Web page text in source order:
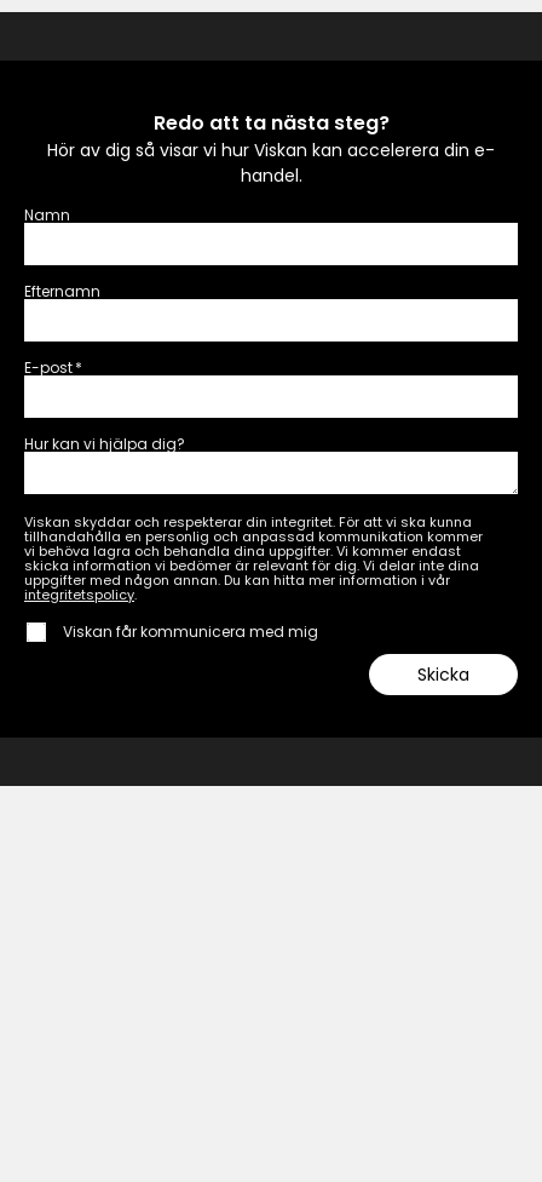
Redo att ta nästa steg?
Hör av dig så visar vi hur Viskan kan accelerera din e-
handel.
Namn
Efternamn
E-post*
Hur kan vi hjälpa dig?
Viskan skyddar och respekterar din integritet. För att vi ska kunna
tillhandahålla en personlig och anpassad kommunikation kommer
vi behöva lagra och behandla dina uppgifter. Vi kommer endast
skicka information vi bedömer är relevant för dig. Vi delar inte dina
uppgifter med någon annan. Du kan hitta mer information i vår
integritetspolicy.
Viskan får kommunicera med mig